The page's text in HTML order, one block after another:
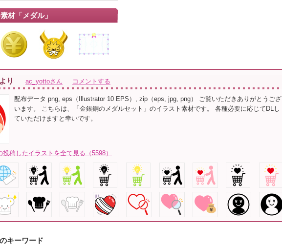
材「メダル」
り ac_yottoさん コメントする
配布データ png, eps（Illustrator 10 EPS）, zip（eps, jpg, png） ご覧いただきありがとうござ
います。 こちらは、「金銀銅のメダルセット」のイラスト素材です。 各種必要に応じてDLし
ていただけますと幸いです。
稿したイラストを全て見る（5598）
キーワード